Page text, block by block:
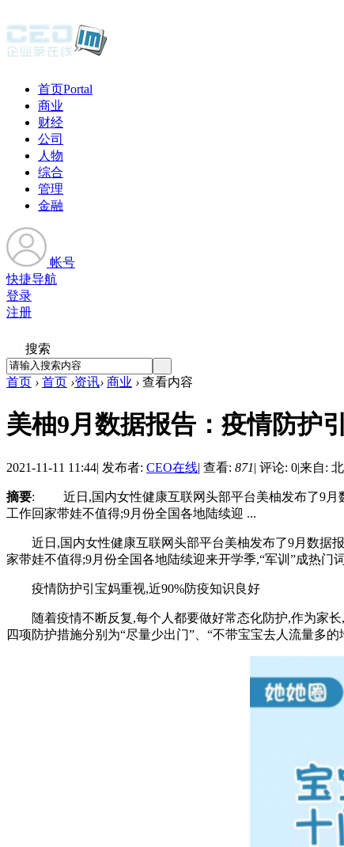
首页Portal
商业
财经
公司
人物
综合
管理
金融
帐号
快捷导航
登录
注册
搜索
首页 › 首页 ›资讯› 商业 › 查看内容
美柚9月数据报告：疫情防护
2021-11-11 11:44| 发布者: CEO在线| 查看: 871| 评论: 0|来自:
摘要: 近日,国内女性健康互联网头部平台美柚发布了9月数
工作回家带娃不值得;9月份全国各地陆续迎 ...
近日,国内女性健康互联网头部平台美柚发布了9月数据报
家带娃不值得;9月份全国各地陆续迎来开学季,“军训”成热门
疫情防护引宝妈重视,近90%防疫知识良好
随着疫情不断反复,每个人都要做好常态化防护,作为家长,
四项防护措施分别为“尽量少出门”、“不带宝宝去人流量多